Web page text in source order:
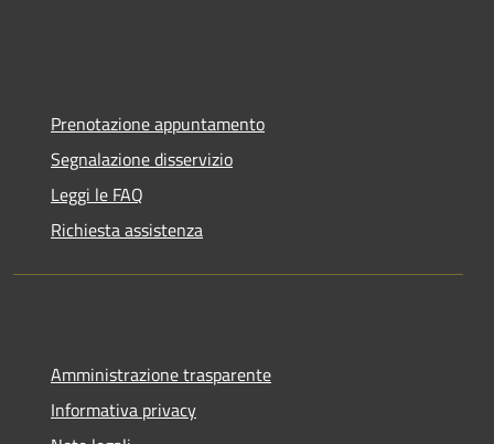
Prenotazione appuntamento
Segnalazione disservizio
Leggi le FAQ
Richiesta assistenza
Amministrazione trasparente
Informativa privacy